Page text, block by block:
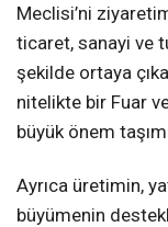
Meclisi’ni
ticaret, sanayi ve
şekilde ortaya
nitelikte bir Fuar
büyük önem
Ayrıca üretimin,
büyümenin